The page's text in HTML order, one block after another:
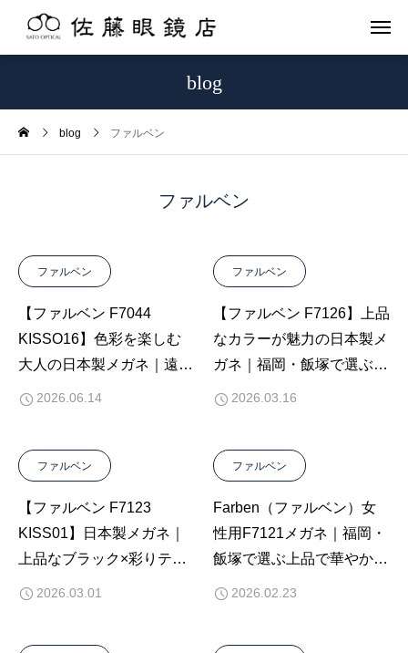
blog
blog ファルベン
ファルベン
ファルベン
【ファルベン F7044
KISSO16】色彩を楽しむ
大人の日本製メガネ｜遠近
両用にもおすすめの上質ア
2026.06.14
ファルベン
【ファルベン F7126】上品
なカラーが魅力の日本製メ
ガネ｜福岡・飯塚で選ぶ大
人のアイウェア
2026.03.16
ファルベン
【ファルベン F7123
KISS01】日本製メガネ｜
上品なブラック×彩りテン
プルで魅せる大人のアイウ
2026.03.01
ファルベン
Farben（ファルベン）女
性用F7121メガネ｜福岡・
飯塚で選ぶ上品で華やかな
日本製アイウェア【佐藤眼
2026.02.23